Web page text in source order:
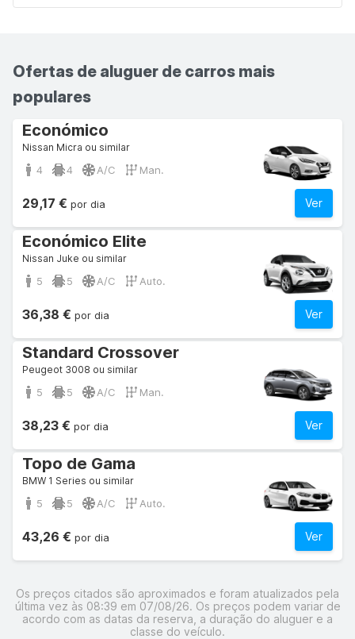
Ofertas de aluguer de carros mais
populares
Económico
Nissan Micra ou similar
4 4 A/C Man.
Ver
29,17 € por dia
Económico Elite
Nissan Juke ou similar
5 5 A/C Auto.
Ver
36,38 € por dia
Standard Crossover
Peugeot 3008 ou similar
5 5 A/C Man.
Ver
38,23 € por dia
Topo de Gama
BMW 1 Series ou similar
5 5 A/C Auto.
Ver
43,26 € por dia
Os preços citados são aproximados e foram atualizados pela
última vez às 08:39 em 07/08/26. Os preços podem variar de
acordo com as datas da reserva, a duração do aluguer e a
classe do veículo.